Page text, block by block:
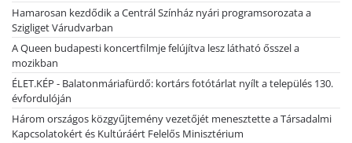
Hamarosan kezdődik a Centrál Színház nyári programsorozata a
Szigliget Várudvarban
A Queen budapesti koncertfilmje felújítva lesz látható ősszel a
mozikban
ÉLET.KÉP - Balatonmáriafürdő: kortárs fotótárlat nyílt a település 130.
évfordulóján
Három országos közgyűjtemény vezetőjét menesztette a Társadalmi
Kapcsolatokért és Kultúráért Felelős Minisztérium